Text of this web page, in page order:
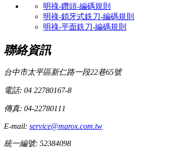
明祿-鑽頭-編碼規則
明祿-鎖牙式銑刀-編碼規則
明祿-平面銑刀-編碼規則
聯絡資訊
台中市太平區新仁路一段22巷65號
電話: 04 22780167-8
傳真: 04-22780111
E-mail: service@marox.com.tw
統一編號: 52384098